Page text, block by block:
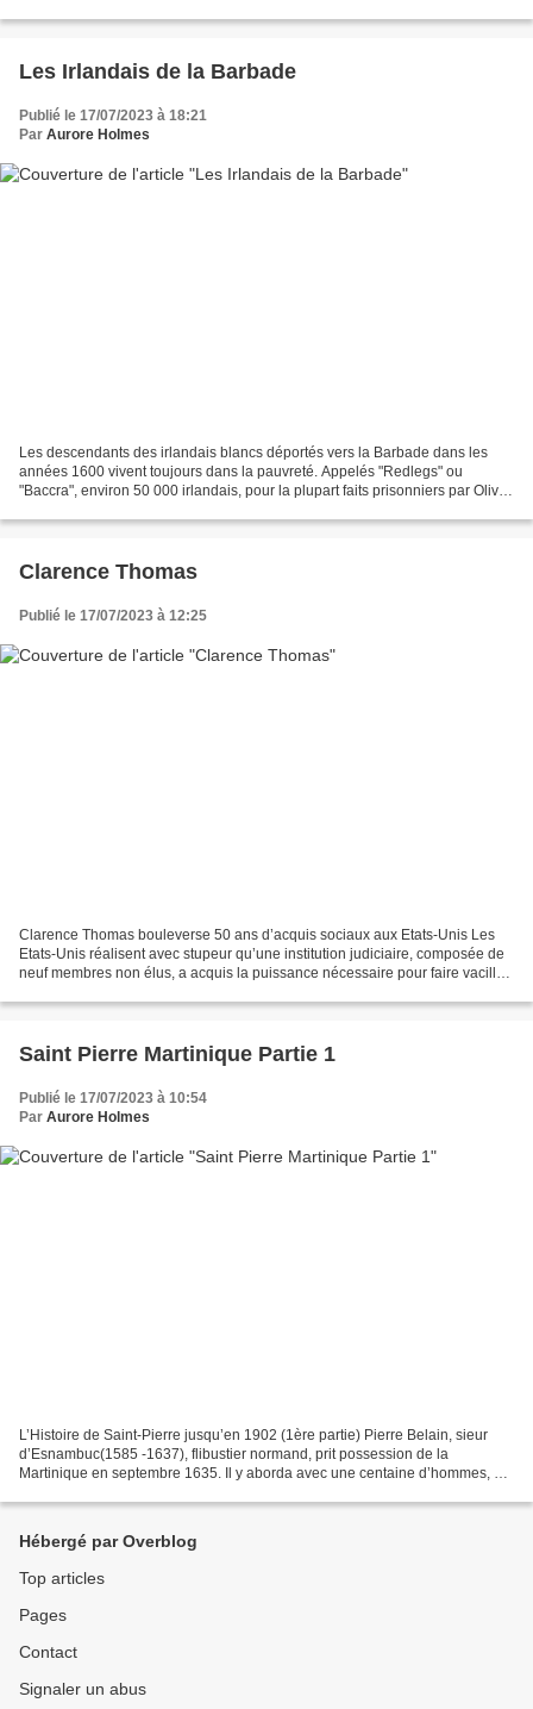
Les Irlandais de la Barbade
Publié le 17/07/2023 à 18:21
Par Aurore Holmes
Les descendants des irlandais blancs déportés vers la Barbade dans les
années 1600 vivent toujours dans la pauvreté. Appelés "Redlegs" ou
"Baccra", environ 50 000 irlandais, pour la plupart faits prisonniers par Oliver
Clarence Thomas
Publié le 17/07/2023 à 12:25
Clarence Thomas bouleverse 50 ans d’acquis sociaux aux Etats-Unis Les
Etats-Unis réalisent avec stupeur qu’une institution judiciaire, composée de
neuf membres non élus, a acquis la puissance nécessaire pour faire vaciller
Saint Pierre Martinique Partie 1
Publié le 17/07/2023 à 10:54
Par Aurore Holmes
L’Histoire de Saint-Pierre jusqu’en 1902 (1ère partie) Pierre Belain, sieur
d’Esnambuc(1585 -1637), flibustier normand, prit possession de la
Martinique en septembre 1635. Il y aborda avec une centaine d’hommes, et
Hébergé par Overblog
Top articles
Pages
Contact
Signaler un abus